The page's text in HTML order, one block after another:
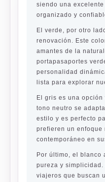
siendo una
organizado y
El verde , por otro
renovación. Este
amantes de la
portapasaportes
personalidad
lista para explorar
El gris es una opción
tono neutro se
estilo y es perfecto
prefieren un enfoque
contemporáneo en
Por último, el blanco
pureza y
viajeros que buscan